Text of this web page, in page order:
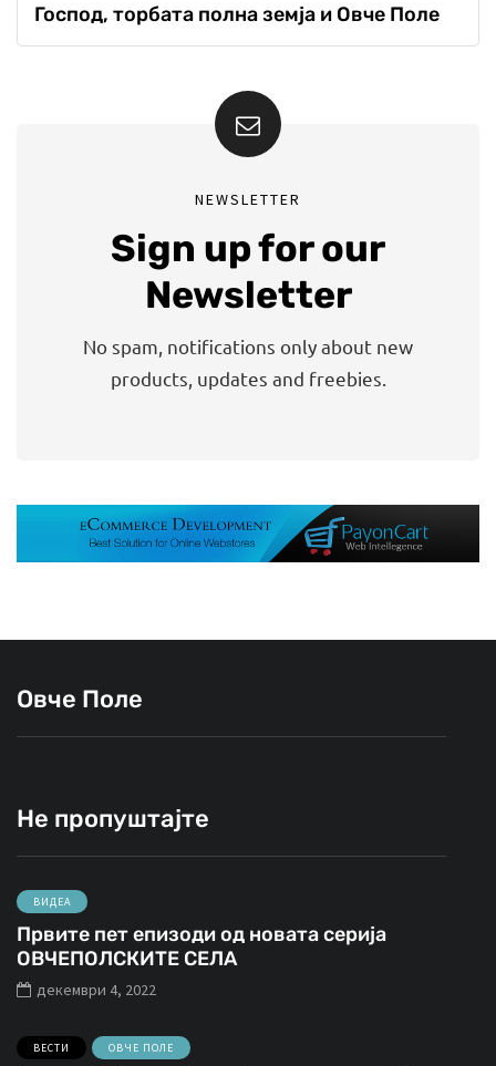
Господ, торбата полна земја и Овче Поле
NEWSLETTER
Sign up for our
Newsletter
No spam, notifications only about new
products, updates and freebies.
Овче Поле
Не пропуштајте
ВИДЕА
Првите пет епизоди од новата серија
ОВЧЕПОЛСКИТЕ СЕЛА
декември 4, 2022
ВЕСТИ ОВЧЕ ПОЛЕ